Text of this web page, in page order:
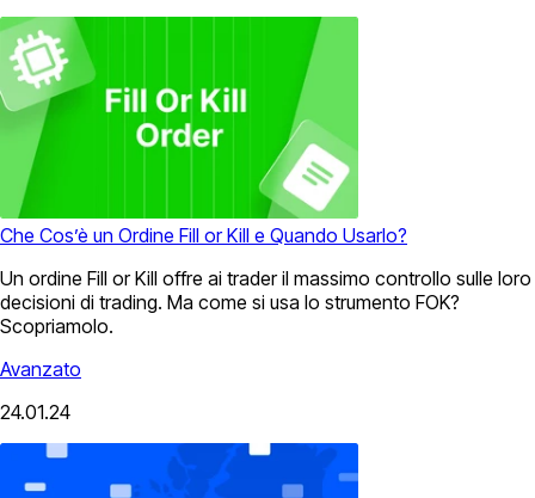
Che Cos’è un Ordine Fill or Kill e Quando Usarlo?
Un ordine Fill or Kill offre ai trader il massimo controllo sulle loro
decisioni di trading. Ma come si usa lo strumento FOK?
Scopriamolo.
Avanzato
24.01.24